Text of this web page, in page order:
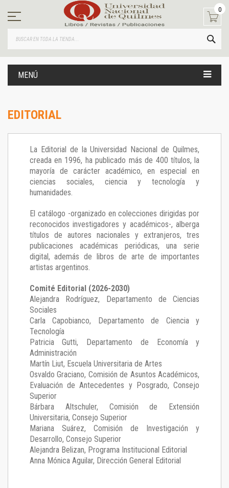
contenido
0
MENÚ
EDITORIAL
La Editorial de la Universidad Nacional de Quilmes,
creada en 1996, ha publicado más de 400 títulos, la
mayoría de carácter académico, en especial en
ciencias sociales, ciencia y tecnología y
humanidades.
El catálogo -organizado en colecciones dirigidas por
reconocidos investigadores y académicos-, alberga
títulos de autores nacionales y extranjeros, tres
publicaciones académicas periódicas, una serie
digital, además de libros de arte de importantes
artistas argentinos.
Comité Editorial (2026-2030)
Alejandra Rodríguez, Departamento de Ciencias
Sociales
Carla Capobianco, Departamento de Ciencia y
Tecnología
Patricia Gutti, Departamento de Economía y
Administración
Martín Liut, Escuela Universitaria de Artes
Osvaldo Graciano, Comisión de Asuntos Académicos,
Evaluación de Antecedentes y Posgrado, Consejo
Superior
Bárbara Altschuler, Comisión de Extensión
Universitaria, Consejo Superior
Mariana Suárez, Comisión de Investigación y
Desarrollo, Consejo Superior
Alejandra Belizan, Programa Institucional Editorial
Anna Mónica Aguilar, Dirección General Editorial